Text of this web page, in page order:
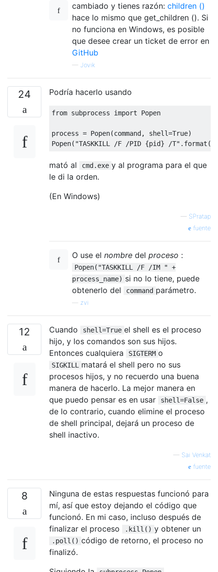
cambiado y tienes razón: children ()
hace lo mismo que get_children (). Si
no funciona en Windows, es posible
que desee crear un ticket de error en
GitHub
— Jovik
24 Podría hacerlo usando
from subprocess import Popen
process = Popen(command, shell=True)
Popen( "TASKKILL /F /PID {pid} /T" . format (
mató al cmd.exe y al programa para el que
le di la orden.
(En Windows)
— SPratap
fuente
O use el nombre del proceso :
Popen("TASKKILL /F /IM " +
process_name) si no lo tiene, puede
obtenerlo del
command parámetro.
zvi
12 Cuando shell=True el shell es el proceso
hijo, y los comandos son sus hijos.
Entonces cualquiera
SIGTERM o
SIGKILL
matará el shell pero no sus
procesos hijos, y no recuerdo una buena
manera de hacerlo. La mejor manera en
que puedo pensar es en usar
shell=False ,
de lo contrario, cuando elimine el proceso
de shell principal, dejará un proceso de
shell inactivo.
— Sai Venkat
fuente
8
Ninguna de estas respuestas funcionó para
mí, así que estoy dejando el código que
funcionó. En mi caso, incluso después de
finalizar el proceso
.kill() y obtener un
.poll() código de retorno, el proceso no
finalizó.